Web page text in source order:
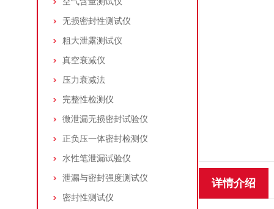
无损密封性测试仪
粗大泄露测试仪
真空衰减仪
压力衰减法
完整性检测仪
微泄漏无损密封试验仪
正负压一体密封检测仪
水性笔泄漏试验仪
泄漏与密封强度测试仪
密封性测试仪
详情介绍